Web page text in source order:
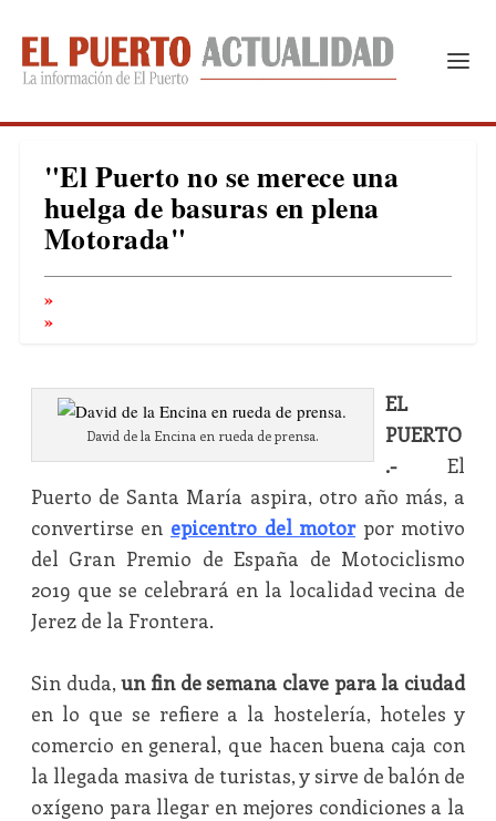
"El Puerto no se merece una
huelga de basuras en plena
Motorada"
David de la Encina en rueda de prensa.
EL
PUERTO
.-El
Puerto de Santa María aspira, otro año más, a
convertirse en epicentro del motorpor motivo
del Gran Premio de España de Motociclismo
2019 que se celebrará en la localidad vecina de
Jerez de la Frontera.
Sin duda,un fin de semana clave para la ciudad
en lo que se refiere a la hostelería, hoteles y
comercio en general, que hacen buena caja con
la llegada masiva de turistas, y sirve de balón de
oxígeno para llegar en mejores condiciones a la